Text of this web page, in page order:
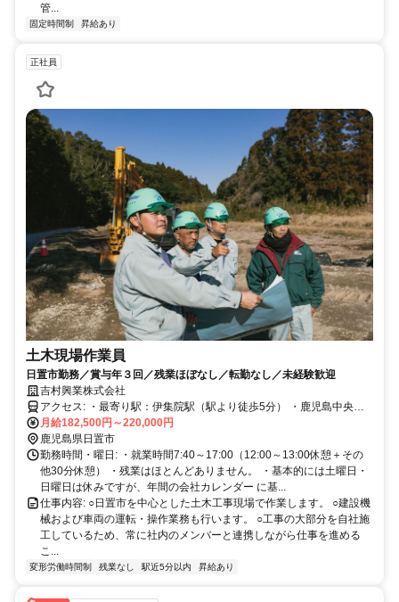
管...
固定時間制 昇給あり
正社員
土木現場作業員
日置市勤務／賞与年３回／残業ほぼなし／転勤なし／未経験歓迎
吉村興業株式会社
アクセス: ・最寄り駅：伊集院駅（駅より徒歩5分） ・鹿児島中央駅
月給182,500円～220,000円
鹿児島県日置市
勤務時間・曜日: ・就業時間7:40～17:00（12:00～13:00休憩＋その
他30分休憩） ・残業はほとんどありません。 ・基本的には土曜日・
日曜日は休みですが、年間の会社カレンダー に基...
仕事内容: ○日置市を中心とした土木工事現場で作業します。 ○建設機
械および車両の運転・操作業務も行います。 ○工事の大部分を自社施
工しているため、常に社内のメンバーと連携しながら仕事を進める
こ...
変形労働時間制 残業なし 駅近5分以内 昇給あり